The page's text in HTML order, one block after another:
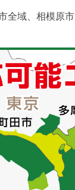
全域、相模原市